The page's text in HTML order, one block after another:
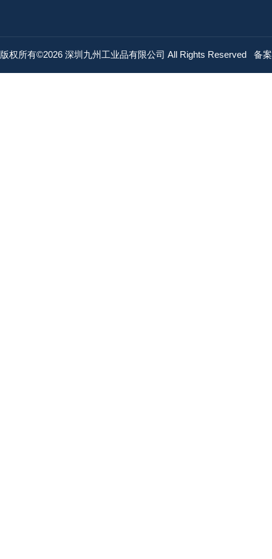
版权所有©2026 深圳九州工业品有限公司 All Rights Reserved 备